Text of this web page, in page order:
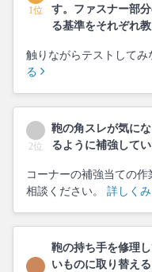
1位
す。ファスナー部
る基準をそれぞれ教
触りながらテストしてみ
る
2位
鞄の角スレが気に
るように補強して
コーナーの補強当ての
相談ください。 詳しく
鞄の持ち手を修理
いものに取り替え